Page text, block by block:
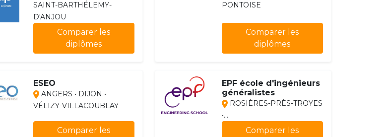
SAINT-BARTHÉLEMY-
D'ANJOU
Comparer les
diplômes
PONTOISE
Comparer les
diplômes
ESEO
ANGERS • DIJON •
VÉLIZY-VILLACOUBLAY
Comparer les
EPF école d'ingénieurs
généralistes
ROSIÈRES-PRÈS-TROYES
•...
Comparer les